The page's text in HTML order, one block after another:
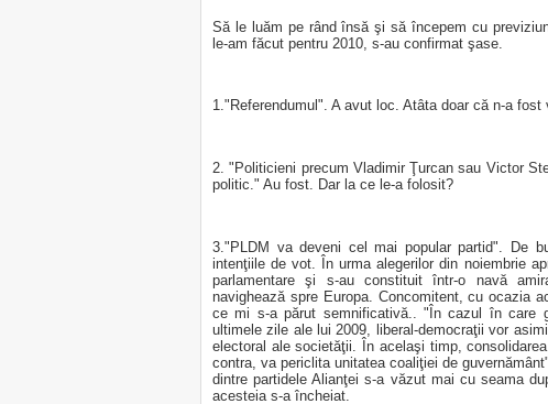
Să le luăm pe rând însă şi să începem cu
le-am făcut pentru 2010, s-au confirmat şase.
1."Referendumul". A avut loc. Atâta doar că n-a fost
2. "Politicieni precum Vladimir Ţurcan sau Victor
politic." Au fost. Dar la ce le-a folosit?
3."PLDM va deveni cel mai popular partid". De
intenţiile de vot. În urma alegerilor din noiembrie
parlamentare şi s-au constituit într-o navă
navighează spre Europa. Concomitent, cu ocazia
ce mi s-a părut semnificativă.. "În cazul în care
ultimele zile ale lui 2009, liberal-democraţii vor
electoral ale societăţii. În acelaşi timp,
contra, va periclita unitatea coaliţiei de
dintre partidele Alianţei s-a văzut mai cu seama
acesteia s-a încheiat.